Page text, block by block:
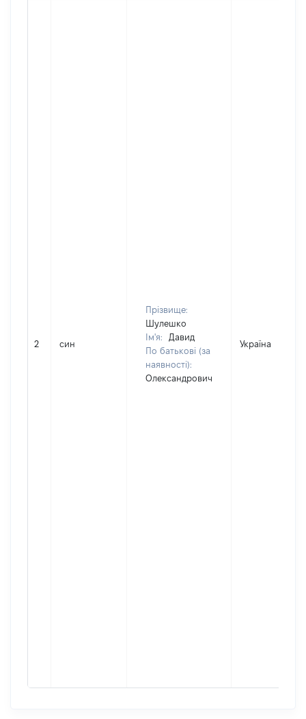
2 син
Прізвище:
Шулешко
Ім'я:
Давид
По батькові (за
наявності):
Олександрович
Україна